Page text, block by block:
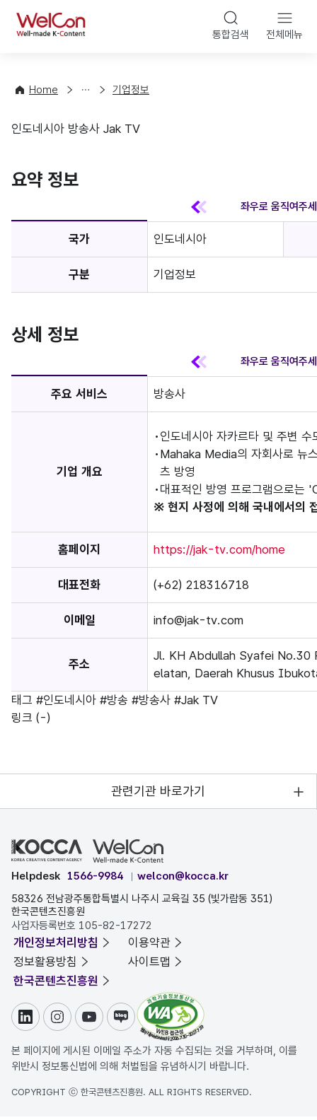
WelCon 통합검색 전체메뉴
Home
컨
팅
해
기
정
기업정보
기업정보
인도네시아 방송사 Jak TV
요약 정보
국가 인도네시아
구분 기업정보
상세 정보
주요 서비스 방송사
기업 개요
인도네시아 자카르타 및 주변
Mahaka Media의 자회사로 뉴
츠 방영
대표적인 방영 프로그램으로
※ 현지 사정에 의해 국내에서의
홈페이지 https://jak-tv.com/home
대표전화 (+62) 218316718
이메일 info@jak-tv.com
주소
Jl. KH Abdullah Syafei No.30
elatan, Daerah Khusus
태그 #인도네시아 #방송 #방송사 #Jak TV
링크 (-)
관련기관 바로가기
Helpdesk 1566-9984
welcon@kocca.kr
58326 전남광주통합특별시 나주시 교육길 35 (빛가람동 351)
한국콘텐츠진흥원
사업자등록번호 105-82-17272
개인정보처리방침
이용약관
정보활용방침
사이트맵
한국콘텐츠진흥원
링크드인인스타그램
유튜브블로그
본 페이지에 게시된 이메일 주소가 자동 수집되는 것을 거부하며, 이를
위반시 정보통신법에 의해 처벌됨을 유념하시기 바랍니다.
COPYRIGHT ⓒ 한국콘텐츠진흥원. ALL RIGHTS RESERVED.